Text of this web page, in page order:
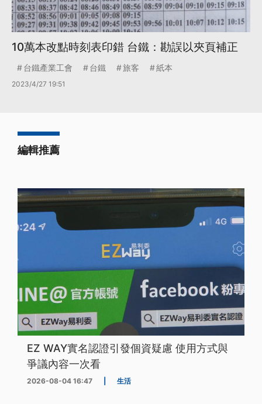
10萬本改點時刻表印錯 台鐵：勘誤以夾頁補正
台鐵產業工會 台鐵 旅客 紙本
2023/4/27 19:51
編輯推薦
EZ WAY實名認證引發個資疑慮 使用方式與
爭議內容一次看
2026-08-04 16:47 生活